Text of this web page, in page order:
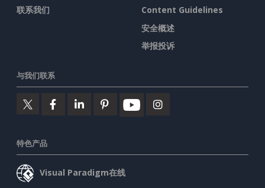
联系我们
Content Guidelines
安全概述
举报投诉
与我们联系
特色产品
Visual Paradigm在线